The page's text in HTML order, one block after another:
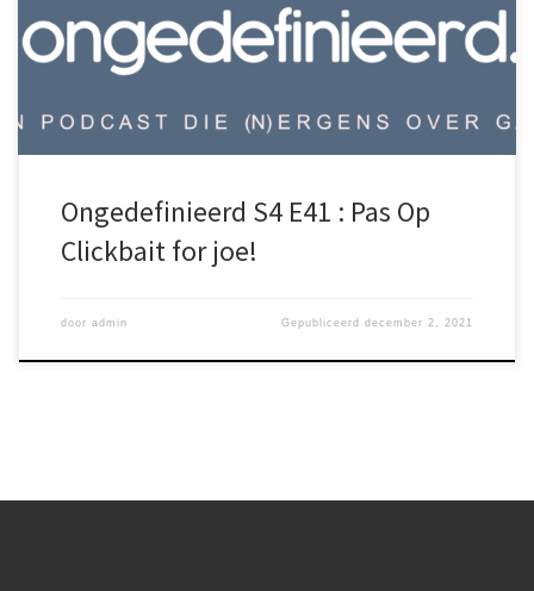
sprake. Met dan aan Sigrid Degener. Hier luister je naar de
Ongedefinieerd Podcast Via de website of Spotify, Google
Podcasts, Apple […]
Ongedefinieerd S4 E41 : Pas Op
Clickbait for joe!
door admin Gepubliceerddecember 2, 2021